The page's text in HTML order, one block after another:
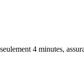
4 minutes,